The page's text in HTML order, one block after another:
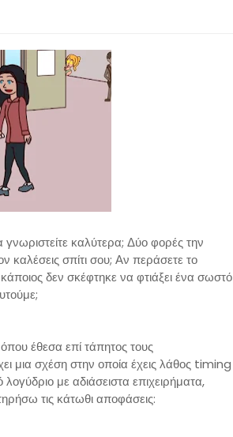
καλύτερα; Δύο φορές την
καλέσεις σπίτι σου; Αν περάσετε το
δεν σκέφτηκε να φτιάξει ένα σωστό
έθεσα επί τάπητος τους
μια σχέση στην οποία έχεις λάθος timing
με αδιάσειστα επιχειρήματα,
τις κάτωθι αποφάσεις: